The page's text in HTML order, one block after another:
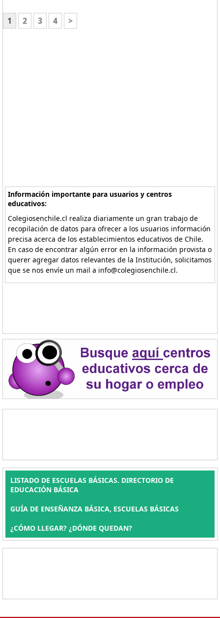
1 2 3 4 >
Información importante para usuarios y centros
educativos:
Colegiosenchile.cl realiza diariamente un gran trabajo de
recopilación de datos para ofrecer a los usuarios información
precisa acerca de los establecimientos educativos de Chile.
En caso de encontrar algún error en la información provista o
querer agregar datos relevantes de la Institución, solicitamos
que se nos envíe un mail a info@colegiosenchile.cl.
LISTADO DE ESCUELAS BÁSICAS. DIRECTORIO DE
EDUCACIÓN BÁSICA
GUÍA DE ENSEÑANZA BÁSICA, ESCUELAS BÁSICAS
¿CÓMO LLEGAR? ¿DÓNDE QUEDAN?